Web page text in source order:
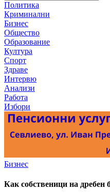
Политика
Криминални
Бизнес
Общество
Образование
Култура
Спорт
Здраве
Интервю
Анализи
Работа
Избори
Бизнес
Как собственици на дребен